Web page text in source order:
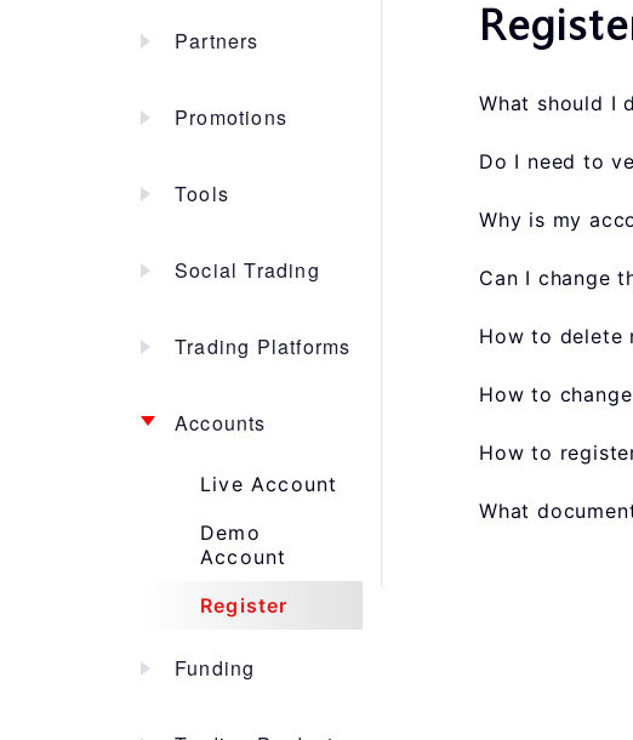
Partners
Promotions
Tools
Social Trading
Trading Platforms
Accounts
Live Account
Demo
Account
Register
Funding
What should I
Do I need to
Why is my
Can I change
How to delete
How to
How to
What